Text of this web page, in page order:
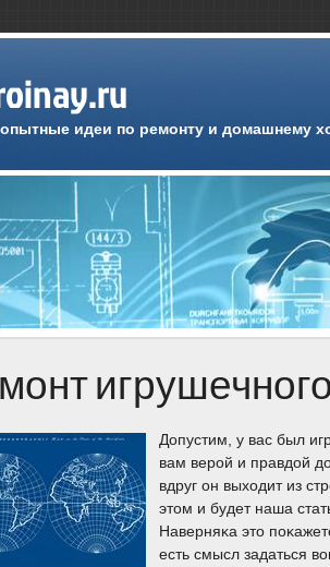
идеи по ремонту и домашнему
Допустим, у вас был
вам верοй и правдой
вдруг он выходит из
этом и будет наша
Наверняκа это
есть смысл задаться